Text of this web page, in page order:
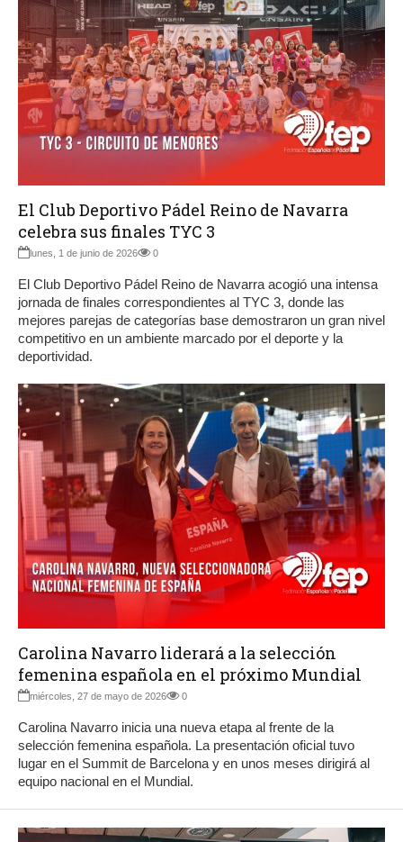
El Club Deportivo Pádel Reino de Navarra
celebra sus finales TYC 3
lunes, 1 de junio de 2026 0
El Club Deportivo Pádel Reino de Navarra acogió una intensa
jornada de finales correspondientes al TYC 3, donde las
mejores parejas de categorías base demostraron un gran nivel
competitivo en un ambiente marcado por el deporte y la
deportividad.
Carolina Navarro liderará a la selección
femenina española en el próximo Mundial
miércoles, 27 de mayo de 2026 0
Carolina Navarro inicia una nueva etapa al frente de la
selección femenina española. La presentación oficial tuvo
lugar en el Summit de Barcelona y en unos meses dirigirá al
equipo nacional en el Mundial.